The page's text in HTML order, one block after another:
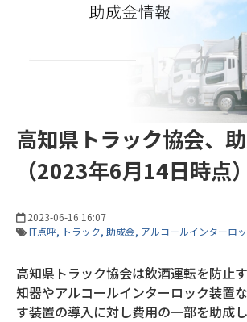
高知県トラック協会、
（2023年6月14日時点）
2023-06-16 16:07
IT点呼 トラック 助成金 アルコールインターロ
高知県トラック協会は飲酒運転を防止
知器やアルコールインターロック装置
す装置の導入に対し費用の一部を助成し